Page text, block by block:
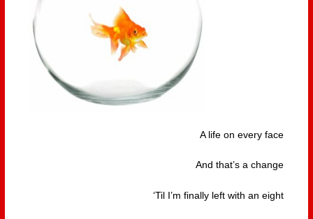
A life on every face
And that’s a change
‘Til I’m finally left with an eight